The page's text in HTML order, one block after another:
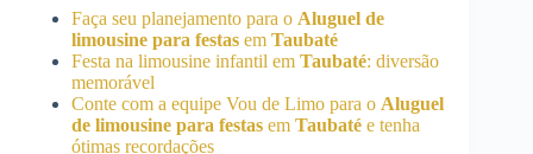
Faça seu planejamento para o Aluguel de
limousine para festas em Taubaté
Festa na limousine infantil em Taubaté: diversão
memorável
Conte com a equipe Vou de Limo para o Aluguel
de limousine para festas em Taubaté e tenha
ótimas recordações